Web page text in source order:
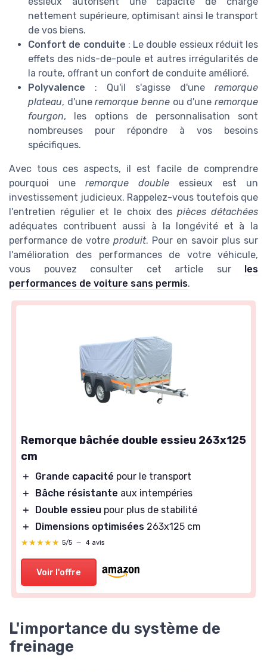
nettement supérieure, optimisant ainsi le transport
de vos biens.
Confort de conduite : Le double essieux réduit les
effets des nids-de-poule et autres irrégularités de
la route, offrant un confort de conduite amélioré.
Polyvalence : Qu'il s'agisse d'une remorque
plateau, d'uneremorque benne ou d'uneremorque
fourgon, les options de personnalisation sont
nombreuses pour répondre à vos besoins
spécifiques.
Avec tous ces aspects, il est facile de comprendre
pourquoi une remorque double essieux est un
investissement judicieux. Rappelez-vous toutefois que
l'entretien régulier et le choix des pièces détachées
adéquates contribuent aussi à la longévité et à la
performance de votre produit. Pour en savoir plus sur
l'amélioration des performances de votre véhicule,
vous pouvez consulter cet article sur
les
performances de voiture sans permis.
Remorque bâchée double essieu 263x125
cm
＋ Grande capacité pour le transport
＋
Bâche résistante aux intempéries
＋
Double essieu pour plus de stabilité
＋
Dimensions optimisées 263x125 cm
★★★★★
★★★★★ 5/5 — 4 avis
Voir l'offre
L'importance du système de
freinage